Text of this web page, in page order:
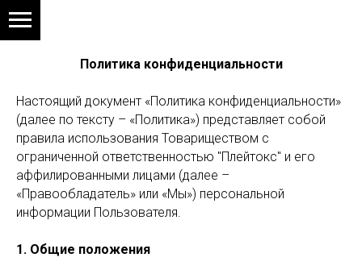
Политика конфиденциальности
Настоящий документ «Политика конфиденциальности»
(далее по тексту – «Политика») представляет собой
правила использования Товариществом с
ограниченной ответственностью "Плейтокс" и его
аффилированными лицами (далее –
«Правообладатель» или «Мы») персональной
информации Пользователя.
1. Общие положения